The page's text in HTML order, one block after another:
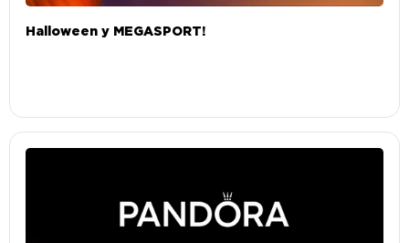
Halloween у MEGASPORT!